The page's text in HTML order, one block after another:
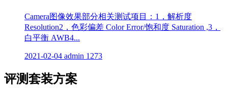
Camera图像效果部分相关测试项目：1，解析度
Resolution2，色彩偏差 Color Error/饱和度 Saturation ,3，
白平衡 AWB4...
2021-02-04 admin 1273
评测套装方案